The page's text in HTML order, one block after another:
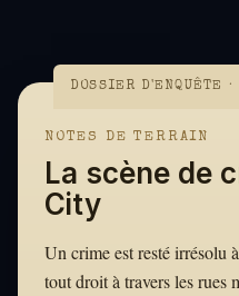
DOSSIER D'ENQUÊTE
NOTES DE TERRAIN
La scène de
City
Un crime est resté irrésolu
tout droit à travers les rues